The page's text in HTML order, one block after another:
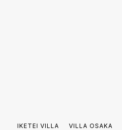
IKETEI VILLA VILLA OSAKA